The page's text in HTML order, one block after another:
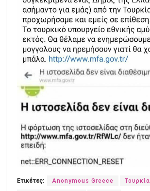
Ετικέτες: Anonymous Greece Τουρκία